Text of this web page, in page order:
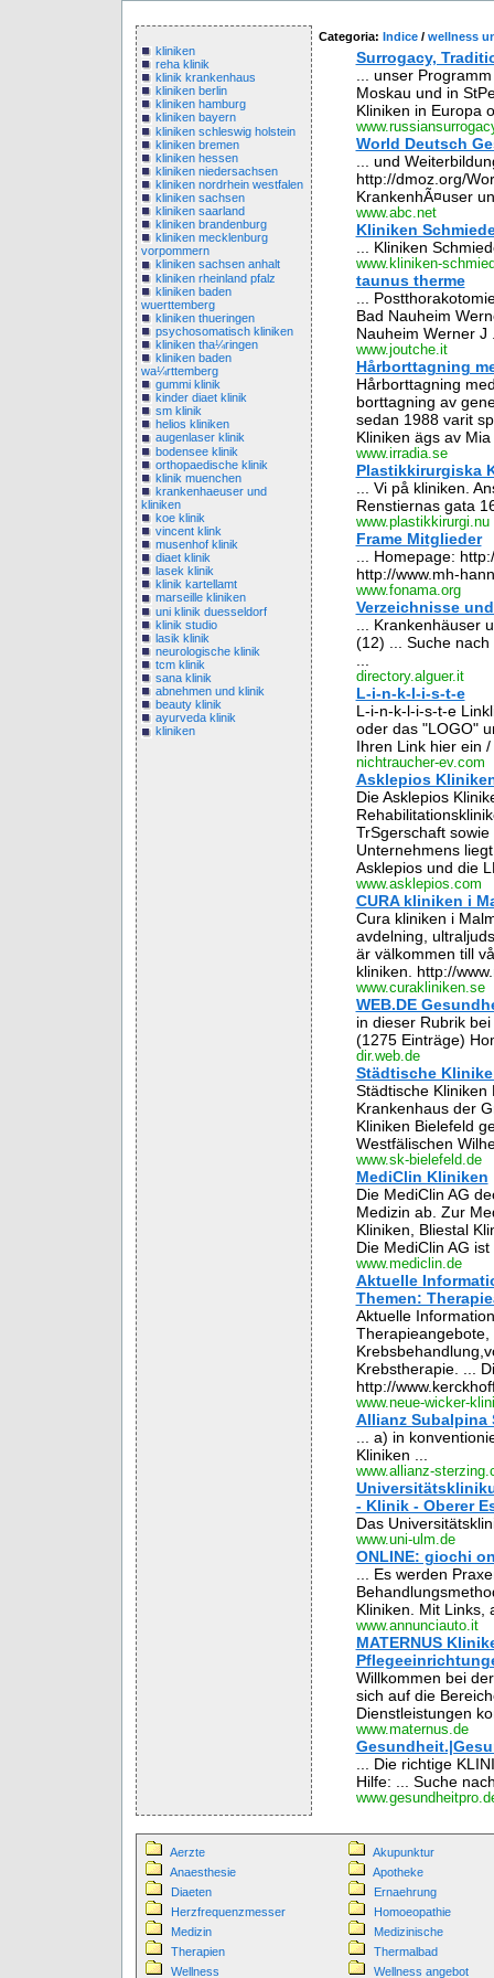
kliniken
reha klinik
klinik krankenhaus
kliniken berlin
kliniken hamburg
kliniken bayern
kliniken schleswig holstein
kliniken bremen
kliniken hessen
kliniken niedersachsen
kliniken nordrhein westfalen
kliniken sachsen
kliniken saarland
kliniken brandenburg
kliniken mecklenburg
vorpommern
kliniken sachsen anhalt
kliniken rheinland pfalz
kliniken baden
wuerttemberg
kliniken thueringen
psychosomatisch kliniken
kliniken tha¼ringen
kliniken baden
wa¼rttemberg
gummi klinik
kinder diaet klinik
sm klinik
helios kliniken
augenlaser klinik
bodensee klinik
orthopaedische klinik
klinik muenchen
krankenhaeuser und
kliniken
koe klinik
vincent klink
musenhof klinik
diaet klinik
lasek klinik
klinik kartellamt
marseille kliniken
uni klinik duesseldorf
klinik studio
lasik klinik
neurologische klinik
tcm klinik
sana klinik
abnehmen und klinik
beauty klinik
ayurveda klinik
kliniken
Categoria: Indice / wellness
Surrogacy,
... unser
Moskau und in
Kliniken in Europa
World Deutsch
... und
http://dmoz.org/
KrankenhÃ¤user
www.abc.net
Kliniken
... Kliniken
www.kliniken-
taunus therme
...
Bad Nauheim
Nauheim Werner J
www.joutche.it
Hårborttagning
Hårborttagning
borttagning av
sedan 1988 varit
Kliniken ägs av
www.irradia.se
Plastikkirurgiska
... Vi på kliniken.
Renstiernas gata
www.plastikkirurgi.nu
Frame Mitglieder
... Homepage:
http://www.mh-
www.fonama.org
Verzeichnisse
... Krankenhäuser
(12) ... Suche
directory.alguer.it
L-i-n-k-l-i-s-t-e
L-i-n-k-l-i-s-t-e
oder das "LOGO"
Ihren Link hier ein
nichtraucher-ev.com
Asklepios
Die Asklepios
TrSgerschaft
Unternehmens
Asklepios und die
www.asklepios.com
CURA kliniken i
Cura kliniken i
avdelning,
är välkommen till
kliniken. http://
www.curakliniken.se
WEB.DE
in dieser Rubrik
(1275 Einträge)
dir.web.de
Städtische
Städtische Kliniken
Krankenhaus der
Kliniken Bielefeld
Westfälischen
www.sk-bielefeld.de
MediClin Kliniken
Die MediClin AG
Medizin ab. Zur
Kliniken, Bliestal
Die MediClin AG
www.mediclin.de
Aktuelle
Themen:
Aktuelle
Krebstherapie. ...
http://
www.neue-wicker-
Allianz Subalpina
... a) in
Kliniken ...
www.allianz-
- Klinik - Oberer
Das
www.uni-ulm.de
ONLINE: giochi
... Es werden
Kliniken. Mit Links,
www.annunciauto.it
MATERNUS
Willkommen bei
sich auf die
Dienstleistungen
www.maternus.de
... Die richtige
Hilfe: ... Suche
Aerzte
Akupunktur
Anaesthesie
Apotheke
Diaeten
Ernaehrung
Herzfrequenzmesser
Homoeopathie
Medizin
Medizinische
Therapien
Thermalbad
Wellness
Wellness angebot